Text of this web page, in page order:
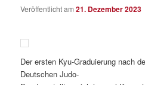
Veröffentlicht am21. Dezember 2023
Der ersten Kyu-Graduierung nach
Deutschen Judo-